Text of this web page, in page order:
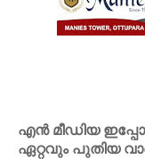
എൻ മീഡിയ
ഏറ്റവും പുതിയ